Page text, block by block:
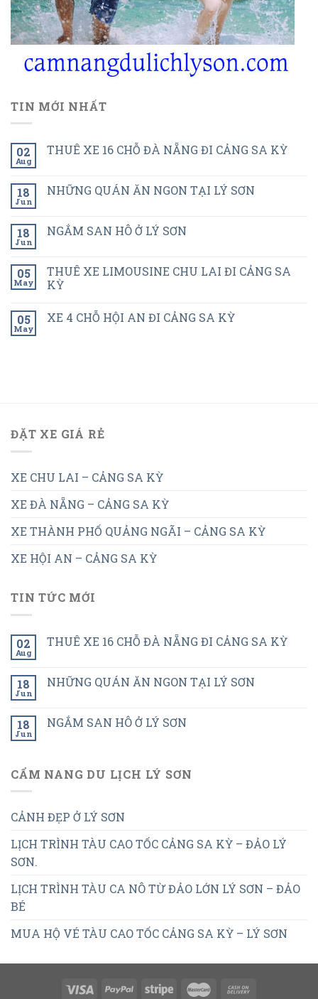
TIN MỚI NHẤT
02
Aug
THUÊ XE 16 CHỖ ĐÀ NẴNG ĐI CẢNG SA KỲ
18
Jun
NHỮNG QUÁN ĂN NGON TẠI LÝ SƠN
18
Jun
NGẮM SAN HÔ Ở LÝ SƠN
05
May
THUÊ XE LIMOUSINE CHU LAI ĐI CẢNG SA
KỲ
05
May
XE 4 CHỖ HỘI AN ĐI CẢNG SA KỲ
ĐẶT XE GIÁ RẺ
XE CHU LAI – CẢNG SA KỲ
XE ĐÀ NẴNG – CẢNG SA KỲ
XE THÀNH PHỐ QUẢNG NGÃI – CẢNG SA KỲ
XE HỘI AN – CẢNG SA KỲ
TIN TỨC MỚI
02
Aug
THUÊ XE 16 CHỖ ĐÀ NẴNG ĐI CẢNG SA KỲ
18
Jun
NHỮNG QUÁN ĂN NGON TẠI LÝ SƠN
18
Jun
NGẮM SAN HÔ Ở LÝ SƠN
CẨM NANG DU LỊCH LÝ SƠN
CẢNH ĐẸP Ở LÝ SƠN
LỊCH TRÌNH TÀU CAO TỐC CẢNG SA KỲ – ĐẢO LÝ
SƠN.
LỊCH TRÌNH TÀU CA NÔ TỪ ĐẢO LỚN LÝ SƠN – ĐẢO
BÉ
MUA HỘ VÉ TÀU CAO TỐC CẢNG SA KỲ – LÝ SƠN